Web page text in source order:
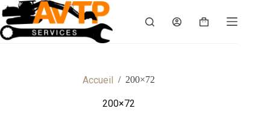
Accueil / 200×72
200×72